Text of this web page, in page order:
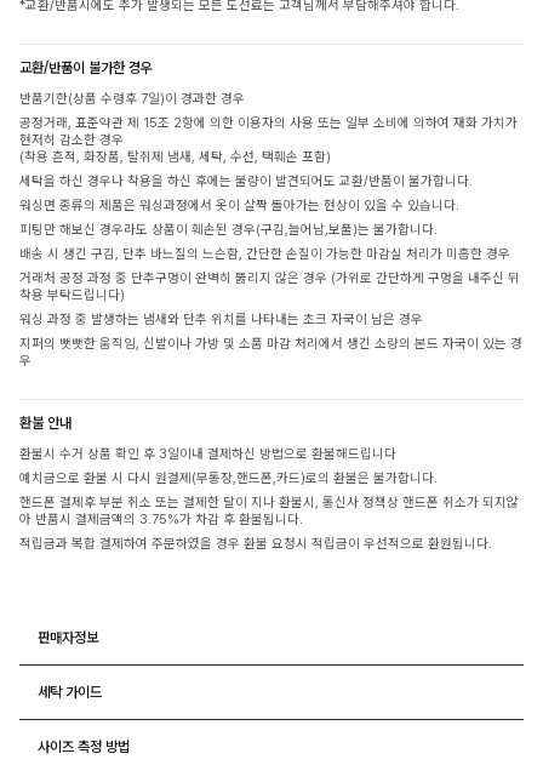
*교환/반품시에도 추가 발생되는 모든 도선료는 고객님께서 부담해주셔야 합니다.
교환/반품이 불가한 경우
반품기한(상품 수령후 7일)이 경과한 경우
공정거래, 표준약관 제 15조 2항에 의한 이용자의 사용 또는 일부 소비에 의하여 재화 가치가
현저히 감소한 경우
(착용 흔적, 화장품, 탈취제 냄새, 세탁, 수선, 택훼손 포함)
세탁을 하신 경우나 착용을 하신 후에는 불량이 발견되어도 교환/반품이 불가합니다.
워싱면 종류의 제품은 워싱과정에서 옷이 살짝 돌아가는 현상이 있을 수 있습니다.
피팅만 해보신 경우라도 상품이 훼손된 경우(구김,늘어남,보풀)는 불가합니다.
배송 시 생긴 구김, 단추 바느질의 느슨함, 간단한 손질이 가능한 마감실 처리가 미흡한 경우
거래처 공정 과정 중 단추구멍이 완벽히 뚫리지 않은 경우 (가위로 간단하게 구멍을 내주신 뒤
착용 부탁드립니다)
워싱 과정 중 발생하는 냄새와 단추 위치를 나타내는 초크 자국이 남은 경우
지퍼의 뻣뻣한 움직임, 신발이나 가방 및 소품 마감 처리에서 생긴 소량의 본드 자국이 있는 경
우
환불 안내
환불시 수거 상품 확인 후 3일이내 결제하신 방법으로 환불해드립니다
예치금으로 환불 시 다시 원결제(무통장,핸드폰,카드)로의 환불은 불가합니다.
핸드폰 결제후 부분 취소 또는 결제한 달이 지나 환불시, 통신사 정책상 핸드폰 취소가 되지않
아 반품시 결제금액의 3.75%가 차감 후 환불됩니다.
적립금과 복합 결제하여 주문하였을 경우 환불 요청시 적립금이 우선적으로 환원됩니다.
판매자정보
세탁 가이드
사이즈 측정 방법